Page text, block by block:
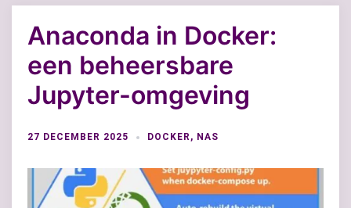
Anaconda in Docker:
een beheersbare
Jupyter-omgeving
27 DECEMBER 2025 DOCKER, NAS